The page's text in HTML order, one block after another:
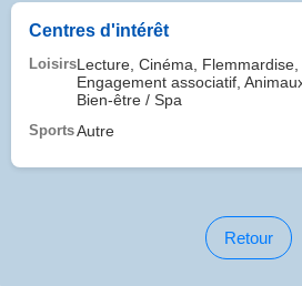
Centres d'intérêt
LoisirsLecture, Cinéma,
Engagement associatif,
Bien-être / Spa
SportsAutre
Retour